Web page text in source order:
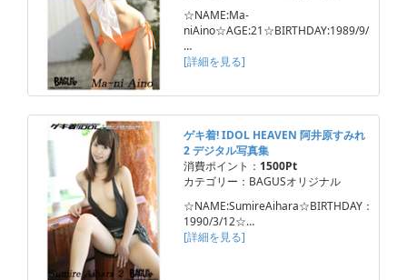
☆NAME:Ma-
niAino☆AGE:21☆BIRTHDAY:1989/9/
…
[詳細を見る]
ゲキ着! IDOL HEAVEN 阿井原すみれ
2 デジタル写真集
消費ポイント： 1500Pt
カテゴリー：BAGUSオリジナル
☆NAME:SumireAihara☆BIRTHDAY：
1990/3/12☆…
[詳細を見る]